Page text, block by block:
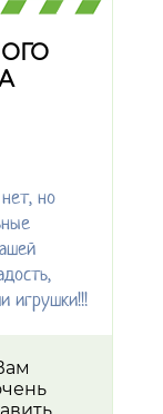
но
игрушки!!!